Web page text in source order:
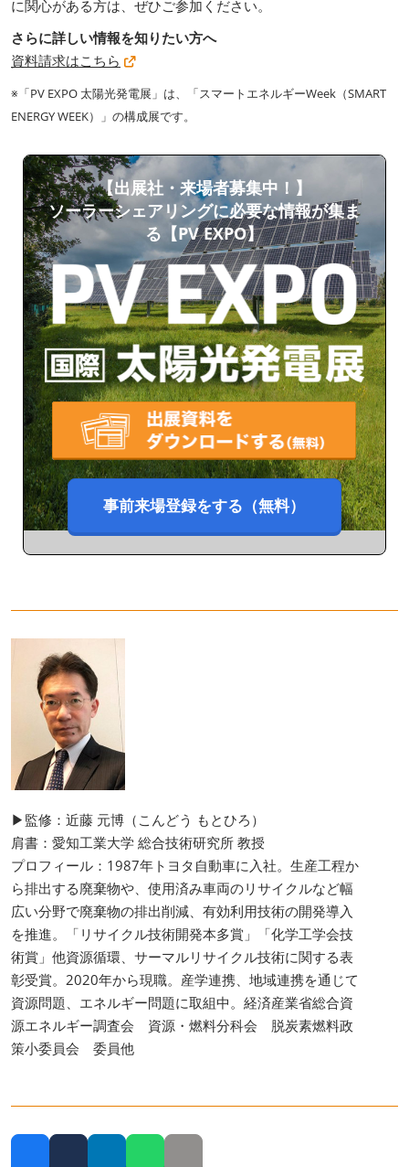
に関心がある方は、ぜひご参加ください。
さらに詳しい情報を知りたい方へ
資料請求はこちら
※「PV EXPO 太陽光発電展」は、「スマートエネルギーWeek（SMART
ENERGY WEEK）」の構成展です。
【出展社・来場者募集中！】
ソーラーシェアリングに必要な情報が集ま
る【PV EXPO】
事前来場登録をする（無料）
▶監修：近藤 元博（こんどう もとひろ）
肩書：愛知工業大学 総合技術研究所 教授
プロフィール：1987年トヨタ自動車に入社。生産工程か
ら排出する廃棄物や、使用済み車両のリサイクルなど幅
広い分野で廃棄物の排出削減、有効利用技術の開発導入
を推進。「リサイクル技術開発本多賞」「化学工学会技
術賞」他資源循環、サーマルリサイクル技術に関する表
彰受賞。2020年から現職。産学連携、地域連携を通じて
資源問題、エネルギー問題に取組中。経済産業省総合資
源エネルギー調査会 資源・燃料分科会 脱炭素燃料政
策小委員会 委員他